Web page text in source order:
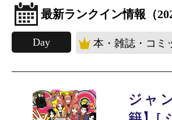
最新ランクイン情報（
Day 本・雑誌・コミ
ジャ